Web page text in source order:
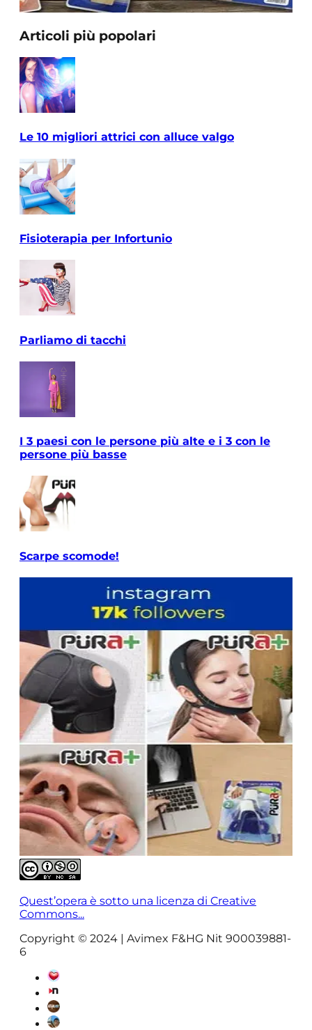
Articoli più popolari
Le 10 migliori attrici con alluce valgo
Fisioterapia per Infortunio
Parliamo di tacchi
I 3 paesi con le persone più alte e i 3 con le
persone più basse
Scarpe scomode!
Quest’opera è sotto una licenza di Creative
Commons...
Copyright © 2024 | Avimex F&HG Nit 900039881-
6